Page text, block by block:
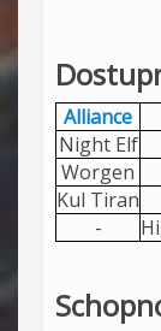
Alliance
Night Elf
Worgen
Kul Tiran
-